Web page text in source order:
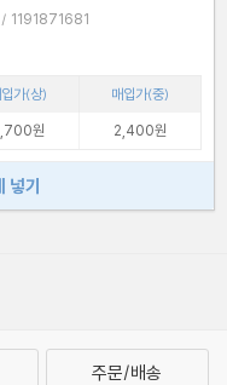
ISBN : 9791191871685 / 1191871681
가(상)
매입가(중)
원 2,400원
넣기
주문/배송